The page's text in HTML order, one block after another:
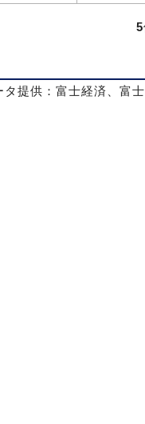
5
タ提供：富士経済、富